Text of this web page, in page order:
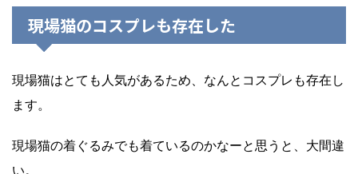
現場猫のコスプレも存在した
現場猫はとても人気があるため、なんとコスプレも存在し
ます。
現場猫の着ぐるみでも着ているのかなーと思うと、大間違
い。